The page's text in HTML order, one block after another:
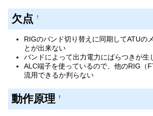
欠点 †
RIGのバンド切り替えに同期してATUの
とが出来ない
バンドによって出力電力にばらつきが生
ALC端子を使っているので、他のRIG（
流用できるか判らない
動作原理 †